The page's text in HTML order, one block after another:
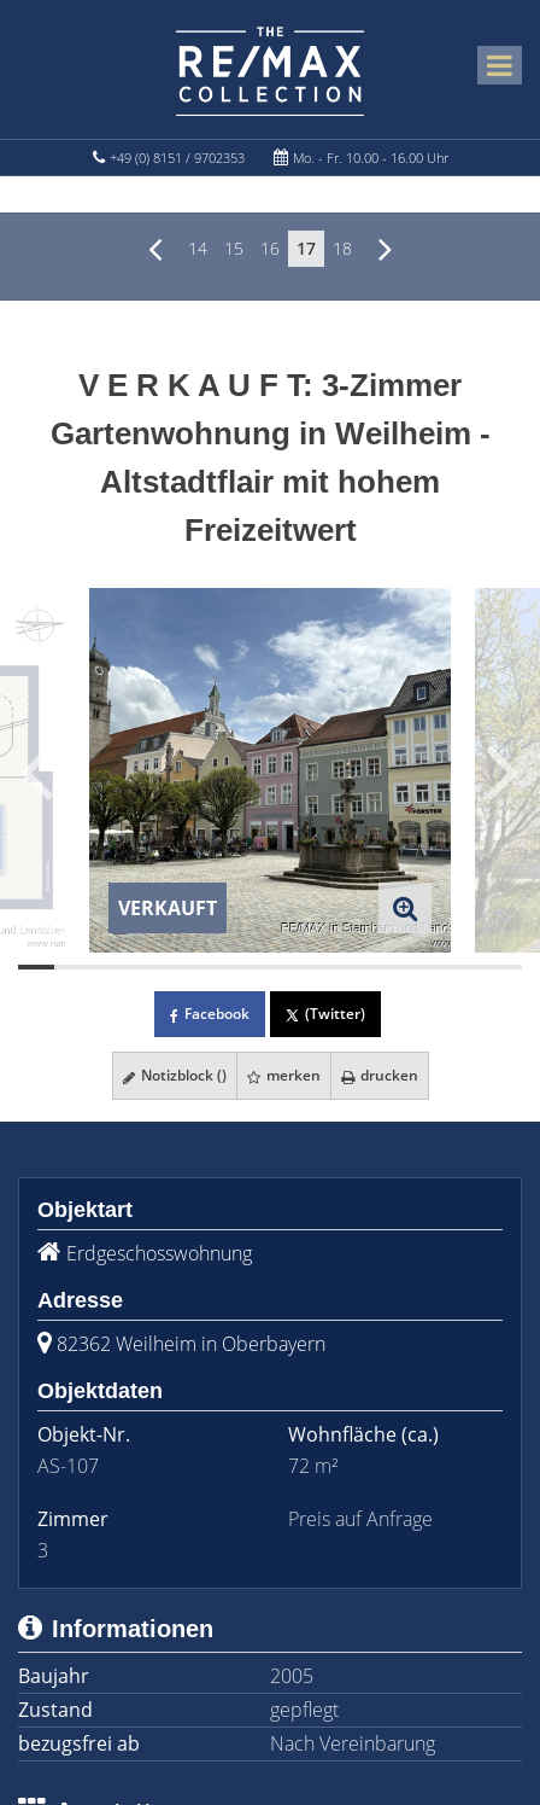
+49 (0) 8151 / 9702353 Mo. - Fr. 10.00 - 16.00 Uhr
14 15 16 17 18
V E R K A U F T: 3-Zimmer
Gartenwohnung in Weilheim -
Altstadtflair mit hohem
Freizeitwert
VERKAUFT
Facebook (Twitter)
Notizblock () merken drucken
Objektart
Erdgeschosswohnung
Adresse
82362 Weilheim in Oberbayern
Objektdaten
Objekt-Nr.
AS-107
Wohnfläche(ca.)
72 m²
Zimmer
3
Preis auf Anfrage
Informationen
Baujahr
2005
Zustand
gepflegt
bezugsfrei ab
Nach Vereinbarung